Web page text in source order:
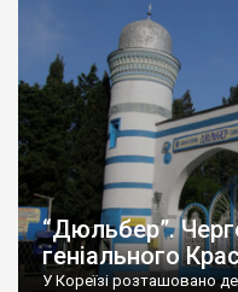
“Дюльбер”.
геніального
У Кореїзі розташовано